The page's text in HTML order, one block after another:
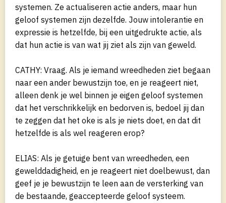
systemen. Ze actualiseren actie anders, maar hun
geloof systemen zijn dezelfde. Jouw intolerantie en
expressie is hetzelfde, bij een uitgedrukte actie, als
dat hun actie is van wat jij ziet als zijn van geweld.
CATHY: Vraag. Als je iemand wreedheden ziet begaan
naar een ander bewustzijn toe, en je reageert niet,
alleen denk je wel binnen je eigen geloof systemen
dat het verschrikkelijk en bedorven is, bedoel jij dan
te zeggen dat het oke is als je niets doet, en dat dit
hetzelfde is als wel reageren erop?
ELIAS: Als je getuige bent van wreedheden, een
gewelddadigheid, en je reageert niet doelbewust, dan
geef je je bewustzijn te leen aan de versterking van
de bestaande, geaccepteerde geloof systeem.